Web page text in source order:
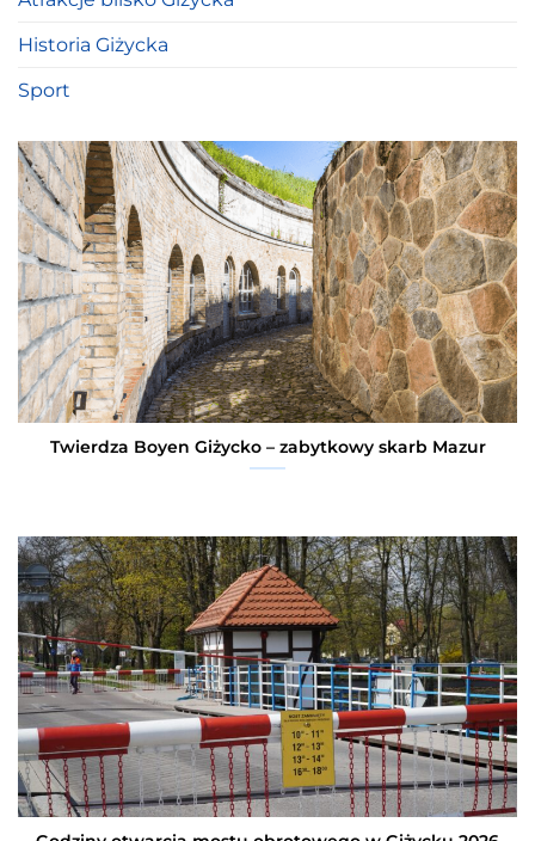
Historia Giżycka
Sport
Twierdza Boyen Giżycko – zabytkowy skarb Mazur